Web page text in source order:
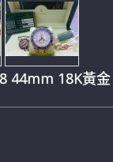
44mm 18K黃金